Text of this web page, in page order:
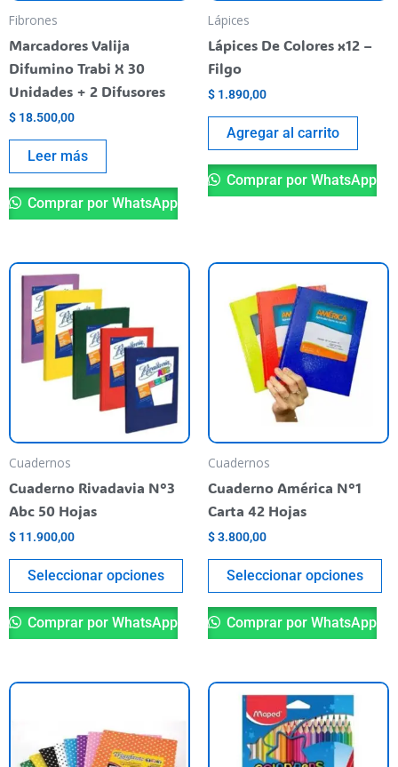
Fibrones
Marcadores Valija
Difumino Trabi X 30
Unidades + 2 Difusores
$ 18.500,00
Leer más
Comprar por WhatsApp
Lápices
Lápices De Colores x12 –
Filgo
$ 1.890,00
Agregar al carrito
Comprar por WhatsApp
Cuadernos
Cuaderno Rivadavia N°3
Abc 50 Hojas
$ 11.900,00
Seleccionar opciones
Este
producto
variantes.
se
pueden
elegir
producto
Comprar por WhatsApp
Cuadernos
Cuaderno América N°1
Carta 42 Hojas
$3.800,00
Seleccionar opciones
se
Comprar por WhatsApp
Este